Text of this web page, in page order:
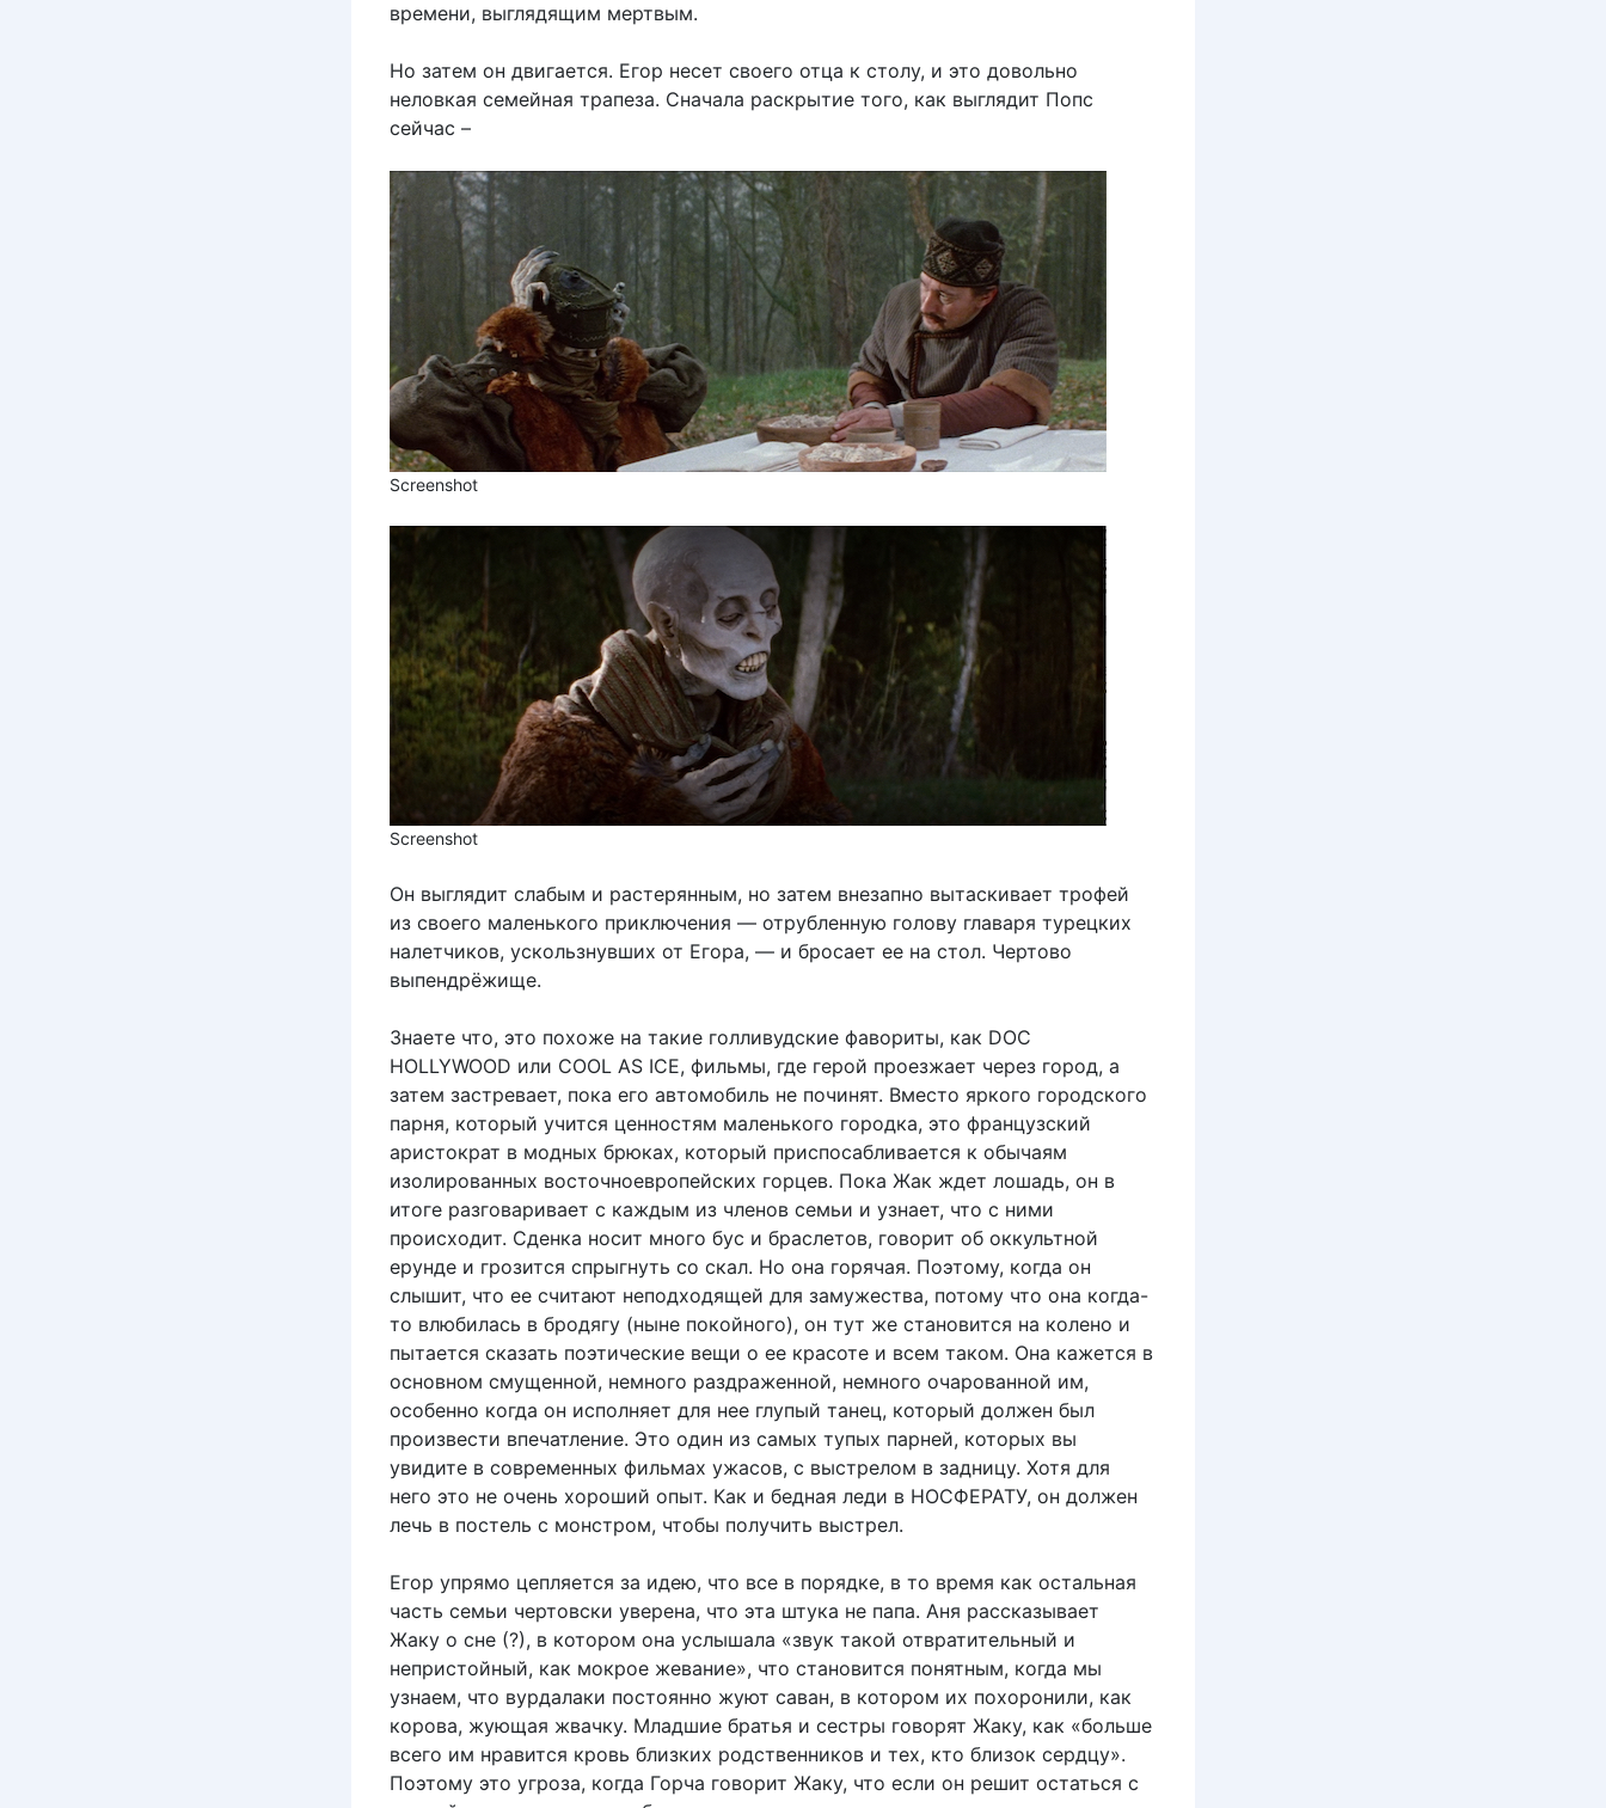
времени, выглядящим мертвым.
Но затем он двигается. Егор несет своего отца к столу, и это довольно
неловкая семейная трапеза. Сначала раскрытие того, как выглядит Попс
сейчас –
Screenshot
Screenshot
Он выглядит слабым и растерянным, но затем внезапно вытаскивает трофей
из своего маленького приключения — отрубленную голову главаря турецких
налетчиков, ускользнувших от Егора, — и бросает ее на стол. Чертово
выпендрёжище.
Знаете что, это похоже на такие голливудские фавориты, как DOC
HOLLYWOOD или COOL AS ICE, фильмы, где герой проезжает через город, а
затем застревает, пока его автомобиль не починят. Вместо яркого городского
парня, который учится ценностям маленького городка, это французский
аристократ в модных брюках, который приспосабливается к обычаям
изолированных восточноевропейских горцев. Пока Жак ждет лошадь, он в
итоге разговаривает с каждым из членов семьи и узнает, что с ними
происходит. Сденка носит много бус и браслетов, говорит об оккультной
ерунде и грозится спрыгнуть со скал. Но она горячая. Поэтому, когда он
слышит, что ее считают неподходящей для замужества, потому что она когда-
то влюбилась в бродягу (ныне покойного), он тут же становится на колено и
пытается сказать поэтические вещи о ее красоте и всем таком. Она кажется в
основном смущенной, немного раздраженной, немного очарованной им,
особенно когда он исполняет для нее глупый танец, который должен был
произвести впечатление. Это один из самых тупых парней, которых вы
увидите в современных фильмах ужасов, с выстрелом в задницу. Хотя для
него это не очень хороший опыт. Как и бедная леди в НОСФЕРАТУ, он должен
лечь в постель с монстром, чтобы получить выстрел.
Егор упрямо цепляется за идею, что все в порядке, в то время как остальная
часть семьи чертовски уверена, что эта штука не папа. Аня рассказывает
Жаку о сне (?), в котором она услышала «звук такой отвратительный и
непристойный, как мокрое жевание», что становится понятным, когда мы
узнаем, что вурдалаки постоянно жуют саван, в котором их похоронили, как
корова, жующая жвачку. Младшие братья и сестры говорят Жаку, как «больше
всего им нравится кровь близких родственников и тех, кто близок сердцу».
Поэтому это угроза, когда Горча говорит Жаку, что если он решит остаться с